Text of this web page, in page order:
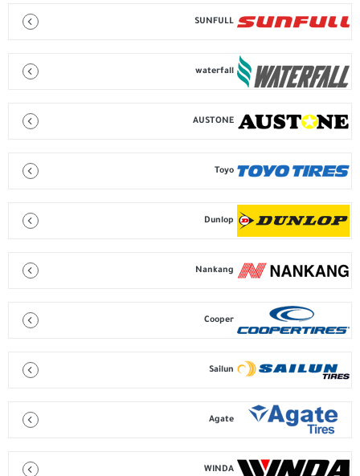
SUNFULL
waterfall
AUSTONE
Toyo
Dunlop
Nankang
Cooper
Sailun
Agate
WINDA